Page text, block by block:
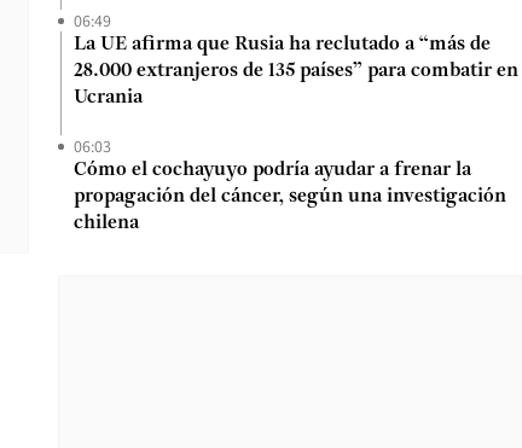
06:49
La UE afirma que Rusia ha reclutado a “más de
28.000 extranjeros de 135 países” para combatir en
Ucrania
06:03
Cómo el cochayuyo podría ayudar a frenar la
propagación del cáncer, según una investigación
chilena